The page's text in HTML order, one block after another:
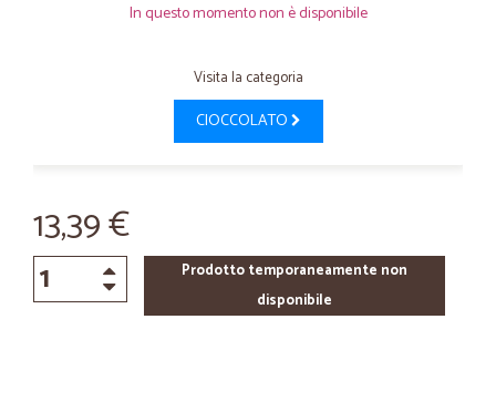
In questo momento non è disponibile
Visita la categoria
CIOCCOLATO
13,39 €
Prodotto temporaneamente non
disponibile